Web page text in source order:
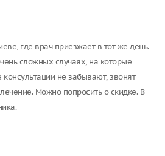
где врач приезжает в тот же день.
сложных случаях, на которые
не забывают, звонят
Можно попросить о скидке. В